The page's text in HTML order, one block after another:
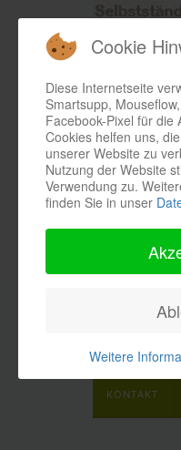
REICO
KONTAKT
Cookie
Diese Internetseite
Smartsupp,
Facebook-Pixel für die
Cookies helfen uns,
unserer Website zu
Nutzung der Website
Verwendung zu.
finden Sie in unser
Weitere